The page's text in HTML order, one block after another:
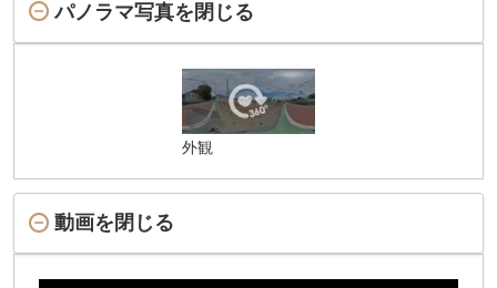
パノラマ写真を閉じる
外観
動画を閉じる